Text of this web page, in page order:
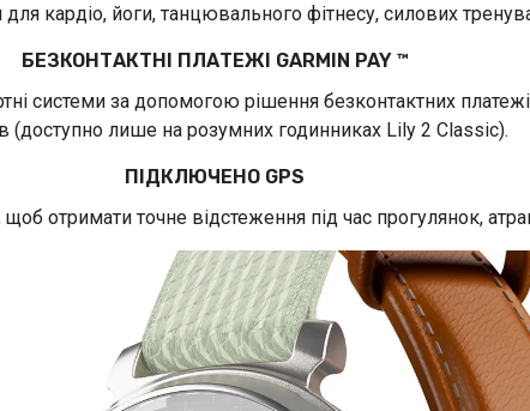
кардіо, йоги, танцювального фітнесу, силових
БЕЗКОНТАКТНІ ПЛАТЕЖІ GARMIN PAY ™
системи за допомогою рішення безконтактних
(доступно лише на розумних годинниках Lily 2 Classic).
ПІДКЛЮЧЕНО GPS
отримати точне відстеження під час прогулянок,